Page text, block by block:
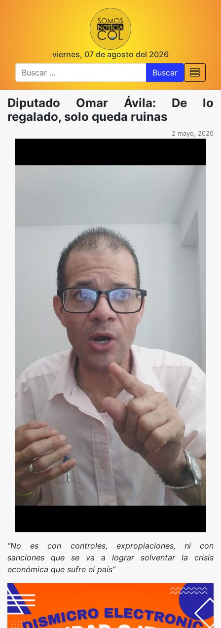
viernes, 07 de agosto del 2026
Buscar
Diputado Omar Ávila: De lo
regalado, solo queda ruinas
2 mayo, 2020
“No es con controles, expropiaciones, ni con
sanciones que se va a lograr solventar la crisis
económica que sufre el país”